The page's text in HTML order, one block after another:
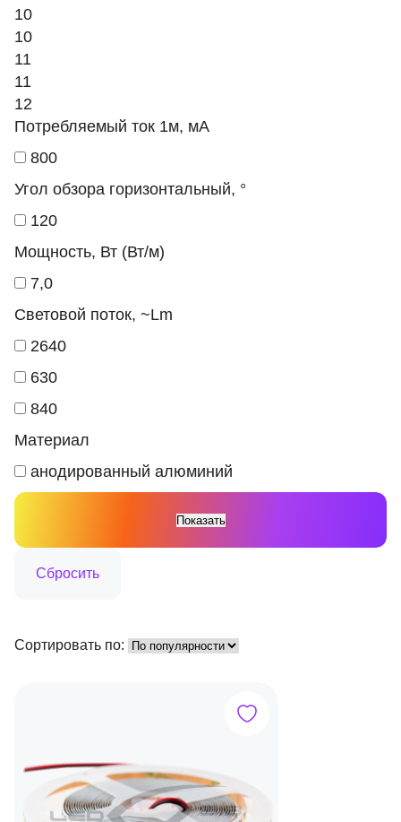
10
10
11
11
12
Потребляемый ток 1м, мА
800
Угол обзора горизонтальный, °
120
Мощность, Вт (Вт/м)
7,0
Световой поток, ~Lm
2640
630
840
Материал
анодированный алюминий
Сортировать по: